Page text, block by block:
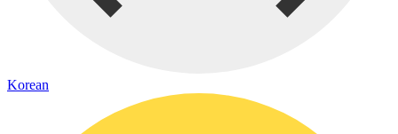
Korean